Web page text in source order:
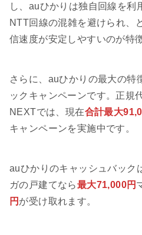
し、auひかりは独自回線を利
NTT回線の混雑を避けられ、
信速度が安定しやすいのが特
さらに、auひかりの最大の特
ックキャンペーンです。正規
NEXTでは、現在合計最大
キャンペーンを実施中です。
auひかりのキャッシュバック
ガの戸建てなら最大71,000円
円 が受け取れます。